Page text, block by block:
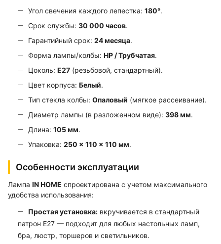
Угол свечения каждого лепестка: 180°.
Срок службы: 30 000 часов.
Гарантийный срок: 24 месяца.
Форма лампы/колбы: HP / Трубчатая.
Цоколь: E27 (резьбовой, стандартный).
Цвет корпуса: Белый.
Тип стекла колбы: Опаловый (мягкое рассеивание).
Диаметр лампы (в разложенном виде): 398 мм.
Длина: 105 мм.
Упаковка: 250 × 110 × 110 мм.
Особенности эксплуатации
Лампа IN HOME спроектирована с учетом максимального
удобства использования:
Простая установка: вкручивается в стандартный
патрон Е27 — подходит для любых настольных ламп,
бра, люстр, торшеров и светильников.